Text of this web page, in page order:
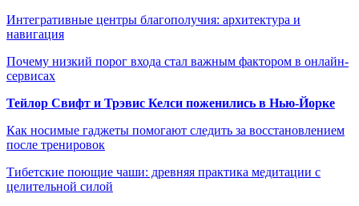
Интегративные центры благополучия: архитектура и
навигация
Почему низкий порог входа стал важным фактором в онлайн-
сервисах
Тейлор Свифт и Трэвис Келси поженились в Нью-Йорке
Как носимые гаджеты помогают следить за восстановлением
после тренировок
Тибетские поющие чаши: древняя практика медитации с
целительной силой